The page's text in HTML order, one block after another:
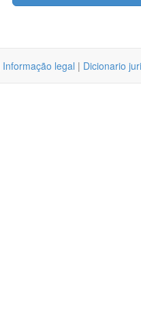
Informação legal | Dicionario